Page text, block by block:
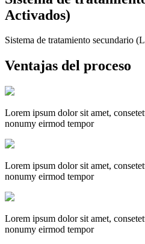
Activados)
Sistema de tratamiento secundario
Ventajas del proceso
Lorem ipsum dolor sit amet,
nonumy eirmod tempor
Lorem ipsum dolor sit amet,
nonumy eirmod tempor
Lorem ipsum dolor sit amet,
nonumy eirmod tempor